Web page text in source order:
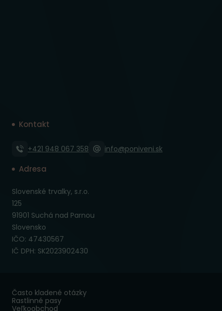
Kontakt
+421 948 067 358 info@poniveni.sk
Adresa
Slovenské trvalky, s.r.o.
125
91901 Suchá nad Parnou
Slovensko
IČO: 47430567
IČ DPH: SK2023902430
Často kladené otázky
Rastlinné pasy
Veľkoobchod